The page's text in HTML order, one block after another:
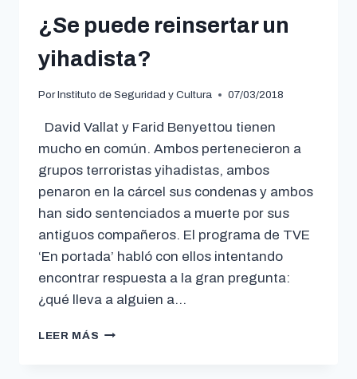
¿Se puede reinsertar un
yihadista?
Por Instituto de Seguridad y Cultura 07/03/2018
David Vallat y Farid Benyettou tienen
mucho en común. Ambos pertenecieron a
grupos terroristas yihadistas, ambos
penaron en la cárcel sus condenas y ambos
han sido sentenciados a muerte por sus
antiguos compañeros. El programa de TVE
‘En portada’ habló con ellos intentando
encontrar respuesta a la gran pregunta:
¿qué lleva a alguien a…
LEER MÁS